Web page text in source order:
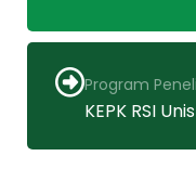
Program
KEPK RSI